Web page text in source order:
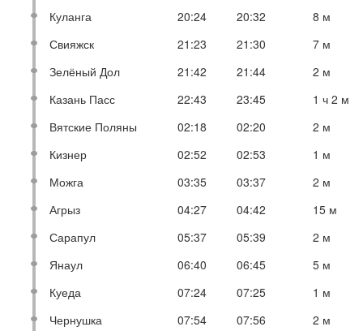
Куланга
20:24 20:32
8 м
Свияжск
21:23 21:30
7 м
Зелёный Дол
21:42 21:44
2 м
Казань Пасс
22:43 23:45
1 ч 2 м
Вятские Поляны
02:18 02:20
2 м
Кизнер
02:52 02:53
1 м
Можга
03:35 03:37
2 м
Агрыз
04:27 04:42
15 м
Сарапул
05:37 05:39
2 м
Янаул
06:40 06:45
5 м
Куеда
07:24 07:25
1 м
Чернушка
07:54 07:56
2 м